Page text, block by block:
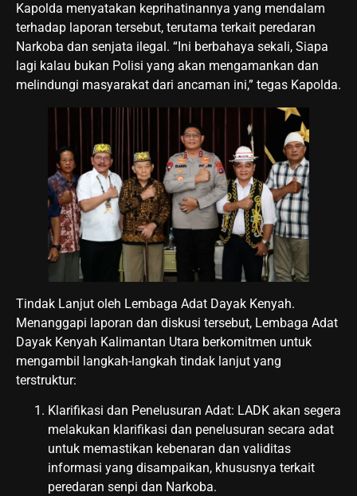
​Kapolda menyatakan keprihatinannya yang mendalam
terhadap laporan tersebut, terutama terkait peredaran
Narkoba dan senjata ilegal. “Ini berbahaya sekali, Siapa
lagi kalau bukan Polisi yang akan mengamankan dan
melindungi masyarakat dari ancaman ini,” tegas Kapolda.
​Tindak Lanjut oleh Lembaga Adat Dayak Kenyah.
​Menanggapi laporan dan diskusi tersebut, Lembaga Adat
Dayak Kenyah Kalimantan Utara berkomitmen untuk
mengambil langkah-langkah tindak lanjut yang
terstruktur:
​Klarifikasi dan Penelusuran Adat: LADK akan segera
melakukan klarifikasi dan penelusuran secara adat
untuk memastikan kebenaran dan validitas
informasi yang disampaikan, khususnya terkait
peredaran senpi dan Narkoba.